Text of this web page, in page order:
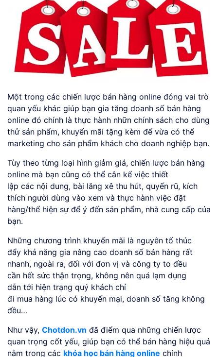
Một trong các chiến lược bán hàng online đóng vai trò
quan yếu khác giúp bạn gia tăng doanh số bán hàng
online đó chính là thực hành nhữn chính sách cho dùng
thử sản phẩm, khuyến mãi tặng kèm để vừa có thể
marketing cho sản phẩm khách cho doanh nghiệp bạn.
Tùy theo từng loại hình giảm giá, chiến lược bán hàng
online mà bạn cũng có thể cân kể việc thiết
lập các nội dung, bài lăng xê thu hút, quyến rũ, kích
thích người dùng vào xem và thực hành việc đặt
hàng/thể hiện sự để ý đến sản phẩm, nhà cung cấp của
bạn.
Những chương trình khuyến mãi là nguyên tố thúc
đẩy khả năng gia nâng cao doanh số bán hàng rất
nhanh, ngoài ra, đối với đơn vị và công ty to đều
cần hết sức thận trọng, không nên quá lạm dụng
dẫn tới hiện trạng quý khách chỉ
đi mua hàng lúc có khuyến mại, doanh số tăng không
đều…
Như vậy, Chotdon.vn đã điểm qua những chiến lược
quan trọng cốt yếu, giúp bạn có thể bán hàng hiệu quả
nằm trong các khóa học bán hàng online chính